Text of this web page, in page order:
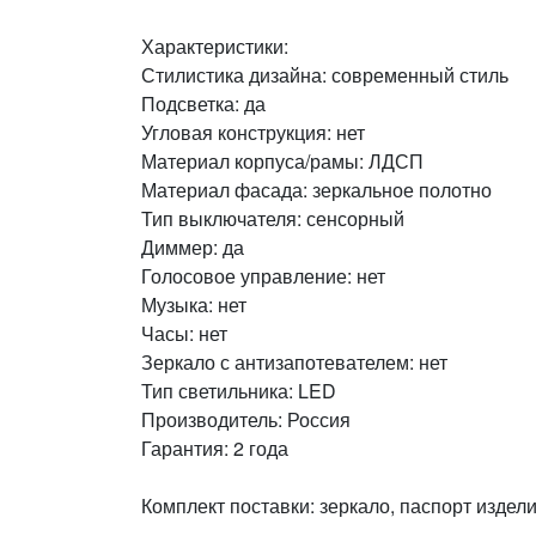
Характеристики:
Стилистика дизайна: современный стиль
Подсветка: да
Угловая конструкция: нет
Материал корпуса/рамы: ЛДСП
Материал фасада: зеркальное полотно
Тип выключателя: сенсорный
Диммер: да
Голосовое управление: нет
Музыка: нет
Часы: нет
Зеркало с антизапотевателем: нет
Тип светильника: LED
Производитель: Россия
Гарантия: 2 года
Комплект поставки: зеркало, паспорт